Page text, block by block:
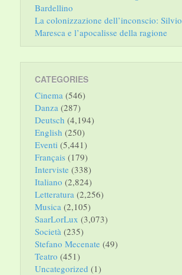
Bardellino
La colonizzazione dell’inconscio: Silvio
Maresca e l’apocalisse della ragione
CATEGORIES
Cinema (546)
Danza (287)
Deutsch (4,194)
English (250)
Eventi (5,441)
Français (179)
Interviste (338)
Italiano (2,824)
Letteratura (2,256)
Musica (2,105)
SaarLorLux (3,073)
Società (235)
Stefano Mecenate (49)
Teatro (451)
Uncategorized (1)